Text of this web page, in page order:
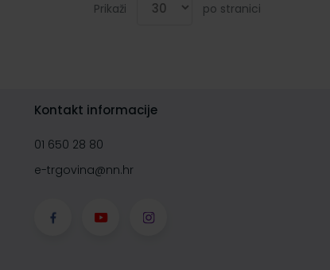
Prikaži po stranici
Kontakt informacije
01 650 28 80
e-trgovina@nn.hr